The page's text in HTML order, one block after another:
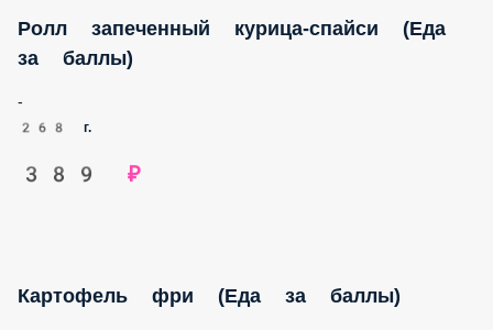
Ролл запеченный курица-спайси (Еда за
баллы)
-
268 г.
389 ₽
Картофель фри (Еда за баллы)